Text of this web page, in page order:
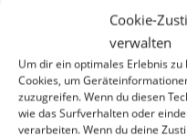
Cookie-
verwalten
Um dir ein optimales Erlebnis
Cookies, um
zuzugreifen. Wenn du diesen
wie das Surfverhalten oder
verarbeiten. Wenn du deine
WHATSAPP & E-MAIL